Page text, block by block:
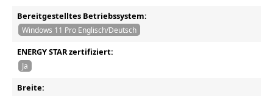
Bereitgestelltes Betriebssystem:
Windows 11 Pro Englisch/Deutsch
ENERGY STAR zertifiziert:
Ja
Breite: